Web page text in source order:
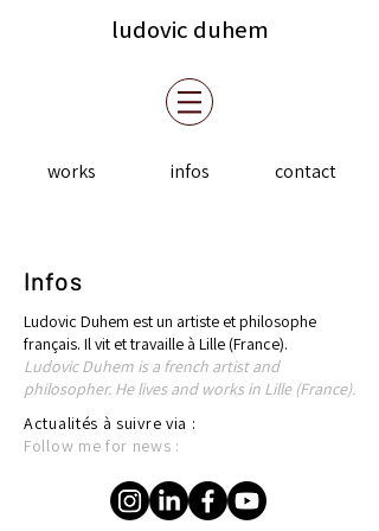
ludovic duhem
works infos contact
Infos
Ludovic Duhem est un artiste et philosophe
français. Il vit et travaille à Lille (France).
Ludovic Duhem is a french artist and
philosopher. He lives and works in Lille (France).
Actualités à suivre via :
Follow me for news :